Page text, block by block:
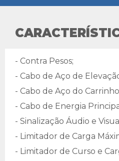
- Contra Pesos;
- Cabo de Aço de
- Cabo de Aço do
- Cabo de Energia
- Sinalização Áudio e
- Limitador de Carga
- Limitador de Curso e